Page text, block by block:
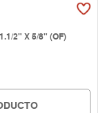
2" X 5/8" (OF)